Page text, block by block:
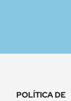
POLÍTICA DE